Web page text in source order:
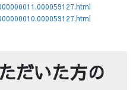
だいた方の